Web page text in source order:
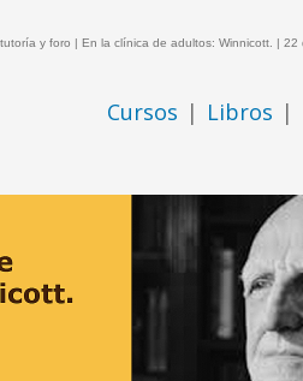
y foro | En la clínica de adultos: Winnicott. | 22
Cursos | Libros |